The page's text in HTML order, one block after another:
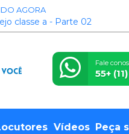
AGORA
classe a - Parte 02
Fale
55+
Vídeos Peça